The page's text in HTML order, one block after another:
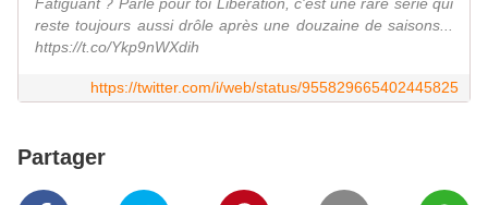
reste toujours aussi drôle après une douzaine de saisons...
https://t.co/Ykp9nWXdih
https://twitter.com/i/web/status/955829665402445825
Partager